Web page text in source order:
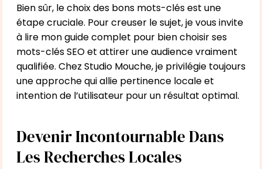
Bien sûr, le choix des bons mots-clés est une
étape cruciale. Pour creuser le sujet, je vous invite
à lire mon guide complet pour bienchoisir ses
mots-clés SEOet attirer une audience vraiment
qualifiée. Chez Studio Mouche, je privilégie toujours
une approche qui allie pertinence locale et
intention de l’utilisateur pour un résultat optimal.
Devenir Incontournable Dans
Les Recherches Locales